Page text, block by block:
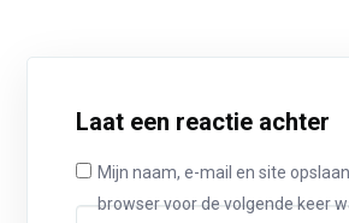
Laat een reactie achter
Mijn naam, e-mail en site
browser voor de volgende keer